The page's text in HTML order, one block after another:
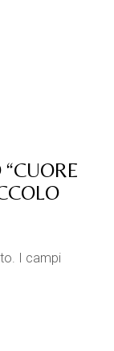
I campi